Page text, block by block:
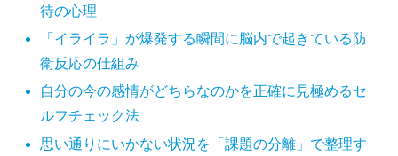
待の心理
「イライラ」が爆発する瞬間に脳内で起きている防
衛反応の仕組み
自分の今の感情がどちらなのかを正確に見極めるセ
ルフチェック法
思い通りにいかない状況を「課題の分離」で整理す